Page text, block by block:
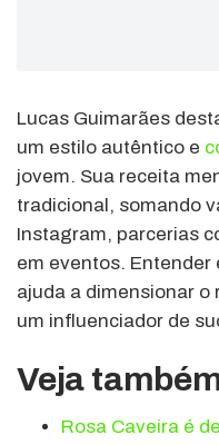
Lucas Guimarães
um estilo autêntico e
jovem. Sua receita
tradicional, somando
Instagram, parcerias
em eventos.
ajuda a dimensionar o
um influenciador de
Veja
Rosa Caveira é